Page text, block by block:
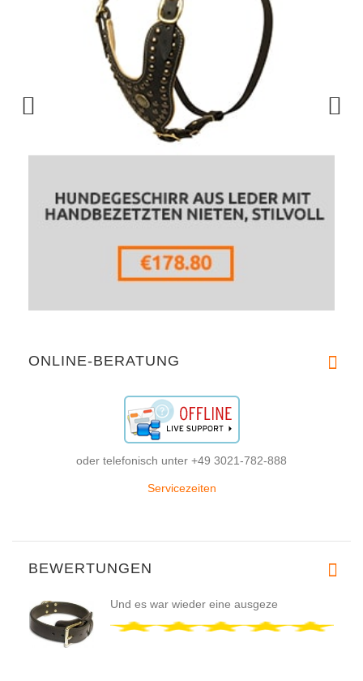
ONLINE-BERATUNG
oder telefonisch unter +49 3021-782-888
Servicezeiten
BEWERTUNGEN
Und es war wieder eine ausgeze